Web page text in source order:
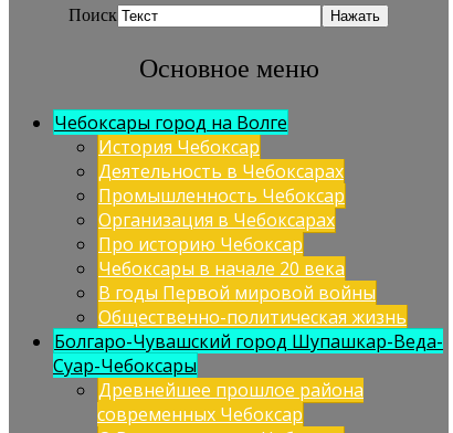
Поиск
Основное меню
Чебоксары город на Волге
История Чебоксар
Деятельность в Чебоксарах
Промышленность Чебоксар
Организация в Чебоксарах
Про историю Чебоксар
Чебоксары в начале 20 века
В годы Первой мировой войны
Общественно-политическая жизнь
Болгаро-Чувашский город Шупашкар-Веда-
Суар-Чебоксары
Древнейшее прошлое района
современных Чебоксар